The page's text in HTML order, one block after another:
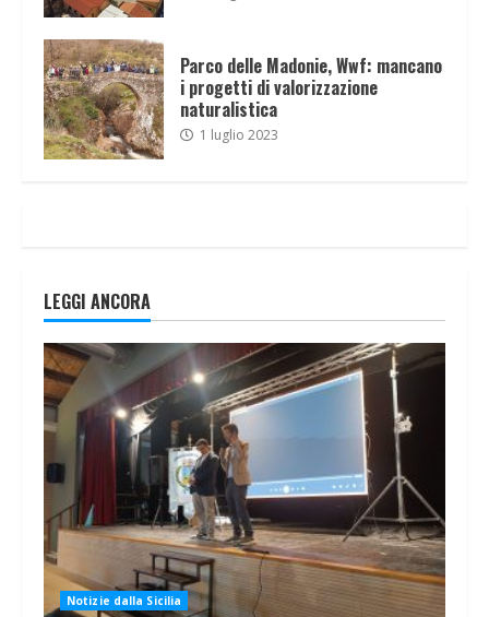
Parco delle Madonie, Wwf: mancano
i progetti di valorizzazione
naturalistica
1 luglio 2023
LEGGI ANCORA
Notizie dalla Sicilia